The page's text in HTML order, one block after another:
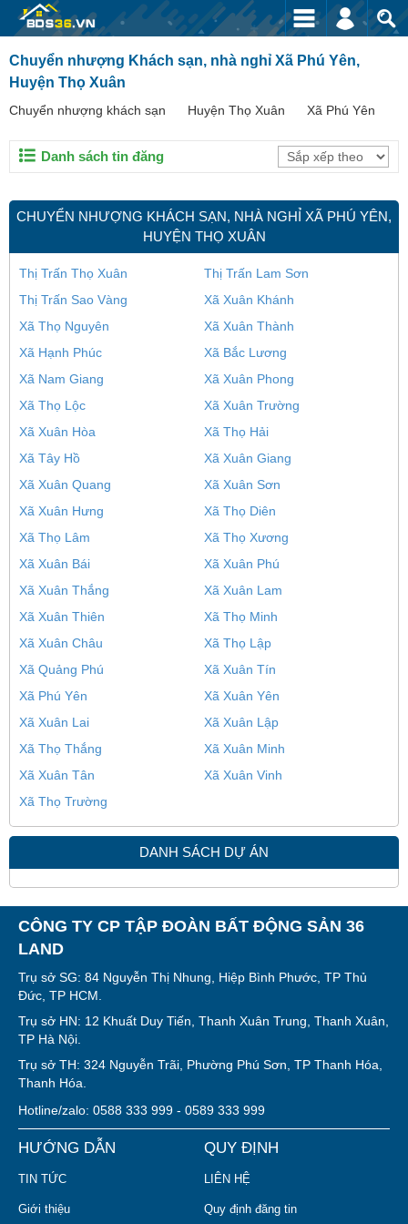
Chuyển nhượng Khách sạn, nhà nghỉ Xã Phú Yên,
Huyện Thọ Xuân
Chuyển nhượng khách sạn Huyện Thọ Xuân Xã Phú Yên
Danh sách tin đăng
CHUYỂN NHƯỢNG KHÁCH SẠN, NHÀ NGHỈ XÃ PHÚ YÊN,
HUYỆN THỌ XUÂN
Thị Trấn Thọ Xuân
Thị Trấn Lam Sơn
Thị Trấn Sao Vàng
Xã Xuân Khánh
Xã Thọ Nguyên
Xã Xuân Thành
Xã Hạnh Phúc
Xã Bắc Lương
Xã Nam Giang
Xã Xuân Phong
Xã Thọ Lộc
Xã Xuân Trường
Xã Xuân Hòa
Xã Thọ Hải
Xã Tây Hồ
Xã Xuân Giang
Xã Xuân Quang
Xã Xuân Sơn
Xã Xuân Hưng
Xã Thọ Diên
Xã Thọ Lâm
Xã Thọ Xương
Xã Xuân Bái
Xã Xuân Phú
Xã Xuân Thắng
Xã Xuân Lam
Xã Xuân Thiên
Xã Thọ Minh
Xã Xuân Châu
Xã Thọ Lập
Xã Quảng Phú
Xã Xuân Tín
Xã Phú Yên
Xã Xuân Yên
Xã Xuân Lai
Xã Xuân Lập
Xã Thọ Thắng
Xã Xuân Minh
Xã Xuân Tân
Xã Xuân Vinh
Xã Thọ Trường
DANH SÁCH DỰ ÁN
CÔNG TY CP TẬP ĐOÀN BẤT ĐỘNG SẢN 36
LAND
Trụ sở SG: 84 Nguyễn Thị Nhung, Hiệp Bình Phước, TP Thủ
Đức, TP HCM.
Trụ sở HN: 12 Khuất Duy Tiến, Thanh Xuân Trung, Thanh Xuân,
TP Hà Nội.
Trụ sở TH: 324 Nguyễn Trãi, Phường Phú Sơn, TP Thanh Hóa,
Thanh Hóa.
Hotline/zalo: 0588 333 999 - 0589 333 999
HƯỚNG DẪN
TIN TỨC
Giới thiệu
QUY ĐỊNH
LIÊN HỆ
Quy định đăng tin